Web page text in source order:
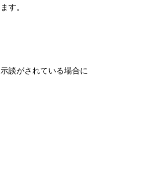
す。
談がされている場合に